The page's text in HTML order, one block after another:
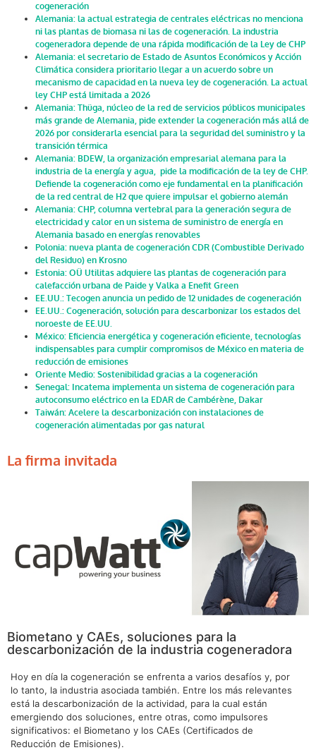
cogeneración
Alemania: la actual estrategia de centrales eléctricas no menciona
ni las plantas de biomasa ni las de cogeneración. La industria
cogeneradora depende de una rápida modificación de la Ley de CHP
Alemania: el secretario de Estado de Asuntos Económicos y Acción
Climática considera prioritario llegar a un acuerdo sobre un
mecanismo de capacidad en la nueva ley de cogeneración. La actual
ley CHP está limitada a 2026
Alemania: Thüga, núcleo de la red de servicios públicos municipales
más grande de Alemania, pide extender la cogeneración más allá de
2026 por considerarla esencial para la seguridad del suministro y la
transición térmica
Alemania: BDEW, la organización empresarial alemana para la
industria de la energía y agua, pide la modificación de la ley de CHP.
Defiende la cogeneración como eje fundamental en la planificación
de la red central de H2 que quiere impulsar el gobierno alemán
Alemania: CHP, columna vertebral para la generación segura de
electricidad y calor en un sistema de suministro de energía en
Alemania basado en energías renovables
Polonia: nueva planta de cogeneración CDR (Combustible Derivado
del Residuo) en Krosno
Estonia: OÜ Utilitas adquiere las plantas de cogeneración para
calefacción urbana de Paide y Valka a Enefit Green
EE.UU.: Tecogen anuncia un pedido de 12 unidades de cogeneración
EE.UU.: Cogeneración, solución para descarbonizar los estados del
noroeste de EE.UU.
México: Eficiencia energética y cogeneración eficiente, tecnologías
indispensables para cumplir compromisos de México en materia de
reducción de emisiones
Oriente Medio: Sostenibilidad gracias a la cogeneración
Senegal: Incatema implementa un sistema de cogeneración para
autoconsumo eléctrico en la EDAR de Cambérène, Dakar
Taiwán: Acelere la descarbonización con instalaciones de
cogeneración alimentadas por gas natural
La firma invitada
Biometano y CAEs, soluciones para la
descarbonización de la industria cogeneradora
Hoy en día la cogeneración se enfrenta a varios desafíos y, por
lo tanto, la industria asociada también. Entre los más relevantes
está la descarbonización de la actividad, para la cual están
emergiendo dos soluciones, entre otras, como impulsores
significativos: el Biometano y los CAEs (Certificados de
Reducción de Emisiones).